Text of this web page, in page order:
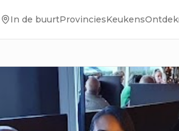
In de buurtProvinciesKeukensOntdek